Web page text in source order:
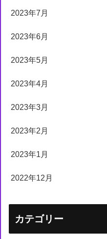
2023年7月
2023年6月
2023年5月
2023年4月
2023年3月
2023年2月
2023年1月
2022年12月
カテゴリー